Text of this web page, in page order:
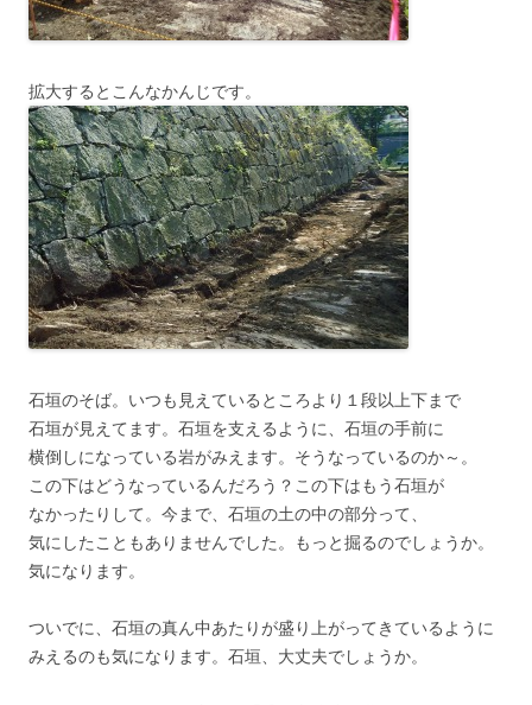
拡大するとこんなかんじです。
石垣のそば。いつも見えているところより１段以上下まで
石垣が見えてます。石垣を支えるように、石垣の手前に
横倒しになっている岩がみえます。そうなっているのか～。
この下はどうなっているんだろう？この下はもう石垣が
なかったりして。今まで、石垣の土の中の部分って、
気にしたこともありませんでした。もっと掘るのでしょうか。
気になります。
ついでに、石垣の真ん中あたりが盛り上がってきているように
みえるのも気になります。石垣、大丈夫でしょうか。